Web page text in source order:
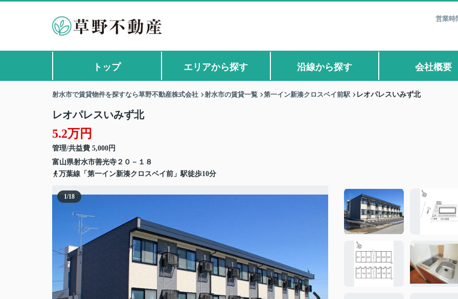
営業
トップ エリアから探す 沿線から探す 会社概要
射水市で賃貸物件を探すなら草野不動産株式会社 射水市の賃貸一覧 第一イン新湊クロスベイ前駅 レオパレスいみず北
レオパレスいみず北
5.2万円
管理/共益費 5,000円
富山県射水市善光寺 ２０－１８
万葉線「第一イン新湊クロスベイ前」駅徒歩10分
1/18